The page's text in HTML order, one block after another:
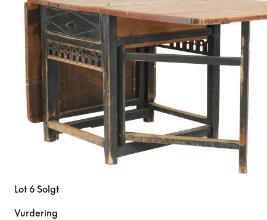
Lot 6 Solgt
Vurdering